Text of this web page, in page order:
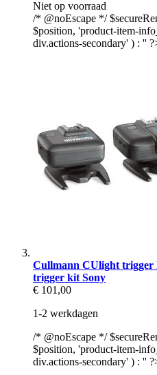
Niet op voorraad
/* @noEscape */
$position, 'product-item-
div.actions-secondary' ) : ''
Cullmann CUlight trigger
trigger kit Sony
€ 101,00
1-2 werkdagen
/* @noEscape */
$position, 'product-item-
div.actions-secondary' ) : ''